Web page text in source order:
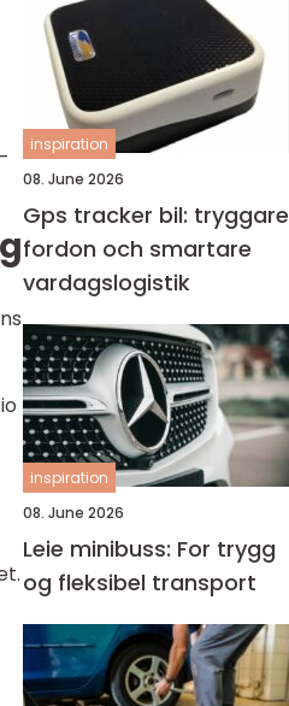
inspiration
08. June 2026
Gps tracker bil: tryggare
fordon och smartare
vardagslogistik
inspiration
08. June 2026
Leie minibuss: For trygg
og fleksibel transport